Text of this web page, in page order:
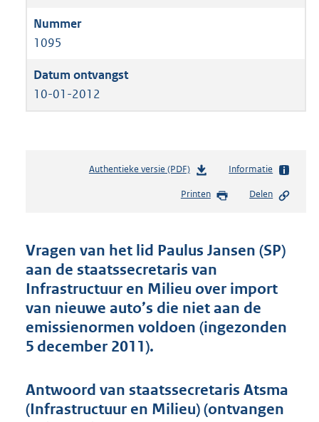
1095
10-01-2012
Authentieke versie (PDF)b
s
d
s
g
r
o
:
4
Informatie
Printen Delen
Vragen van het lid Paulus Jansen (SP)
aan de staatssecretaris van
Infrastructuur en Milieu over import
van nieuwe auto’s die niet aan de
emissienormen voldoen (ingezonden
5 december 2011).
Antwoord van staatssecretaris Atsma
(Infrastructuur en Milieu) (ontvangen